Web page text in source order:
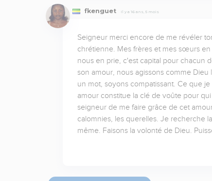
fkenguet Il y a 16 ans, 5 mois
Seigneur merci encore de me révéler
chrétienne. Mes frères et mes sœurs
nous en prie, c'est capital pour chacun
son amour, nous agissons comme
un mot, soyons compatissant. Ce que
amour constitue la clé de voûte pour
seigneur de me faire grâce de cet
calomnies, les querelles. Je recherche
même. Faisons la volonté de Dieu.